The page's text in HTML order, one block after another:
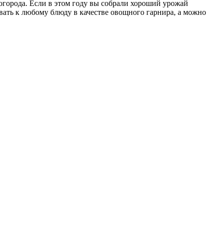
Если в этом году вы собрали хороший урожай
к любому блюду в качестве овощного гарнира, а можно